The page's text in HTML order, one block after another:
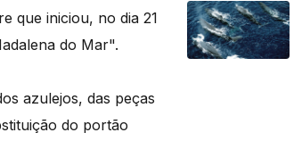
que iniciou, no dia 21
do Mar".
azulejos, das peças
do portão